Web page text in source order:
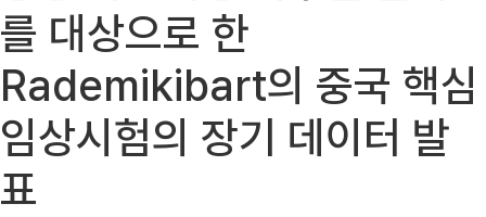
를 대상으로 한
Rademikibart의 중국 핵심
임상시험의 장기 데이터 발
표